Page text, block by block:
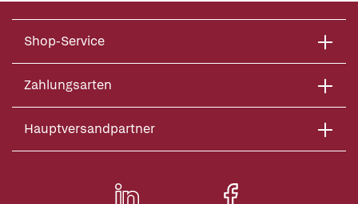
Shop-Service
Zahlungsarten
Hauptversandpartner